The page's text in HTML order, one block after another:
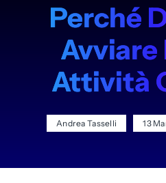
Case study
Perché
Avviare
Attività
Andrea Tasselli 13